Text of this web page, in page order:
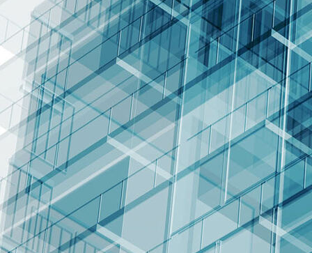
exklusiver-rollstuhltransport-business-van-berlin